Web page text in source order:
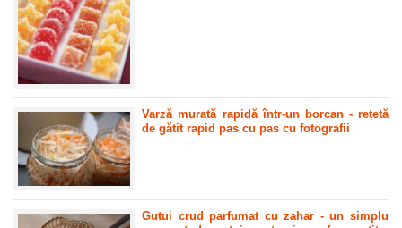
Varză murată rapidă într-un borcan - rețetă
de gătit rapid pas cu pas cu fotografii
Gutui crud parfumat cu zahar - un simplu